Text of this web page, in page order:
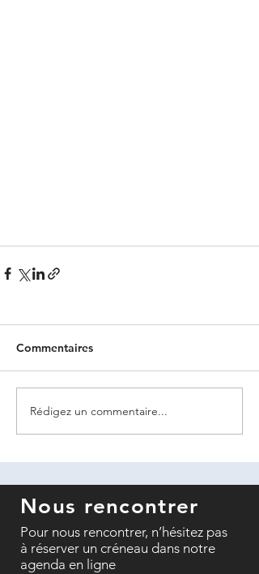
Commentaires
Rédigez un commentaire...
Nous rencontrer
Pour nous rencontrer, n’hésitez pas
à réserver un créneau dans notre
agenda en ligne